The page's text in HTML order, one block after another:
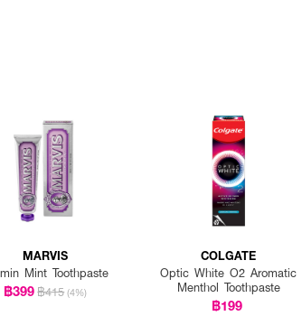
MARVIS
Mint Toothpaste
฿399฿415 (4%)
COLGATE
Optic White O2 Aromatic
Menthol Toothpaste
฿199